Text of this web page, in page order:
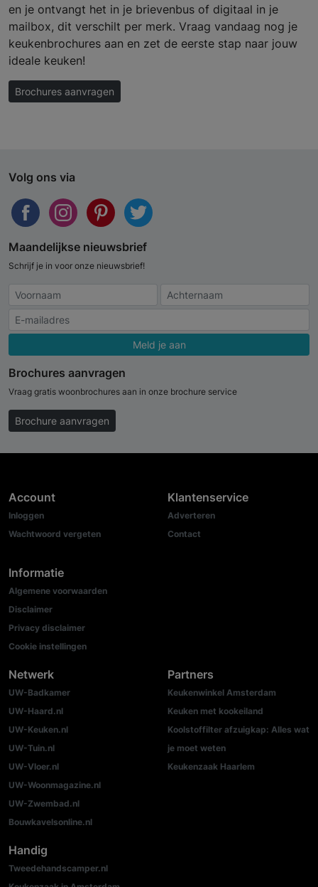
en je ontvangt het in je brievenbus of digitaal in je
mailbox, dit verschilt per merk. Vraag vandaag nog je
keukenbrochures aan en zet de eerste stap naar jouw
ideale keuken!
Brochures aanvragen
Volg ons via
Maandelijkse nieuwsbrief
Schrijf je in voor onze nieuwsbrief!
Meld je aan
Brochures aanvragen
Vraag gratis woonbrochures aan in onze brochure service
Brochure aanvragen
Account
Inloggen
Wachtwoord vergeten
Informatie
Algemene voorwaarden
Disclaimer
Privacy disclaimer
Cookie instellingen
Klantenservice
Adverteren
Contact
Netwerk
UW-Badkamer
UW-Haard.nl
UW-Keuken.nl
UW-Tuin.nl
UW-Vloer.nl
UW-Woonmagazine.nl
UW-Zwembad.nl
Bouwkavelsonline.nl
Partners
Keukenwinkel Amsterdam
Keuken met kookeiland
Koolstoffilter afzuigkap: Alles wat
je moet weten
Keukenzaak Haarlem
Handig
Tweedehandscamper.nl